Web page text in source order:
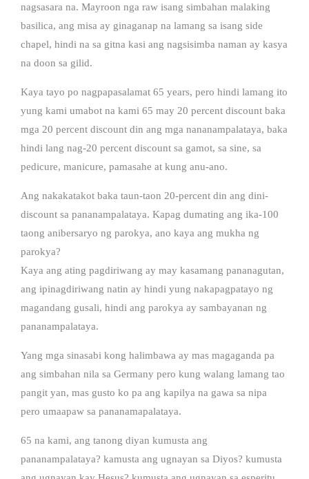
nagsasara na. Mayroon nga raw isang simbahan malaking
basilica, ang misa ay ginaganap na lamang sa isang side
chapel, hindi na sa gitna kasi ang nagsisimba naman ay kasya
na doon sa gilid.
Kaya tayo po nagpapasalamat 65 years, pero hindi lamang ito
yung kami umabot na kami 65 may 20 percent discount baka
mga 20 percent discount din ang mga nananampalataya, baka
hindi lang nag-20 percent discount sa gamot, sa sine, sa
pedicure, manicure, pamasahe at kung anu-ano.
Ang nakakatakot baka taun-taon 20-percent din ang dini-
discount sa pananampalataya. Kapag dumating ang ika-100
taong anibersaryo ng parokya, ano kaya ang mukha ng
parokya?
Kaya ang ating pagdiriwang ay may kasamang pananagutan,
ang ipinagdiriwang natin ay hindi yung nakapagpatayo ng
magandang gusali, hindi ang parokya ay sambayanan ng
pananampalataya.
Yang mga sinasabi kong halimbawa ay mas magaganda pa
ang simbahan nila sa Germany pero kung walang lamang tao
pangit yan, mas gusto ko pa ang kapilya na gawa sa nipa
pero umaapaw sa pananamapalataya.
65 na kami, ang tanong diyan kumusta ang
pananampalataya? kamusta ang ugnayan sa Diyos? kumusta